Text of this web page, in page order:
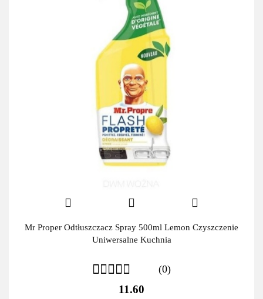
Mr Proper Odtłuszczacz Spray 500ml Lemon Czyszczenie
Uniwersalne Kuchnia
(0)
11.60